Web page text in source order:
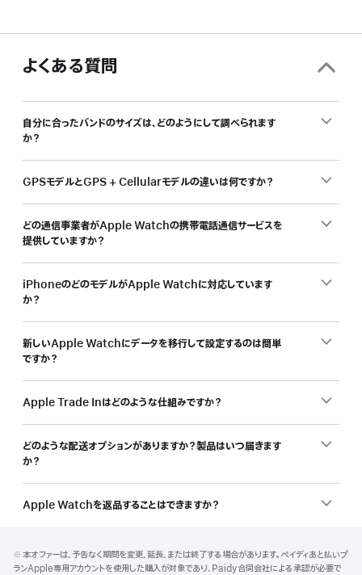
よくある質問
自分に合ったバンドのサイズは、どのようにして調べられます
か？
GPSモデルとGPS + Cellularモデルの違いは何ですか？
どの通信事業者がApple Watchの携帯電話通信サービスを
提供していますか？
iPhoneのどのモデルがApple Watchに対応しています
か？
新しいApple Watchにデータを移行して設定するのは簡単
ですか？
Apple Trade Inはどのような仕組みですか？
どのような配送オプションがありますか？製品はいつ届きます
か？
Apple Watchを返品することはできますか？
ッ
注
脚
注
※ 本オファーは、予告なく期間を変更、延長、または終了する場合があります。ペイディあと払いプ
ランApple専用アカウントを使用した購入が対象であり、Paidy合同会社による承認が必要で